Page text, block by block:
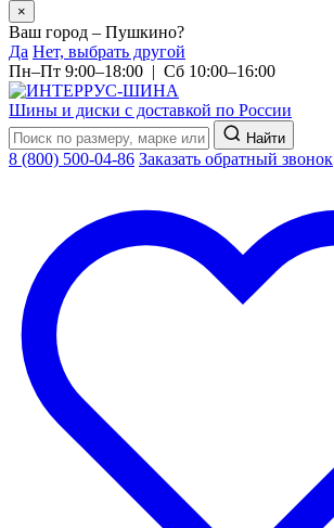
×
Ваш город – Пушкино?
Да Нет, выбрать другой
Пн–Пт 9:00–18:00 | Сб 10:00–16:00
Шины и диски с доставкой по России
Найти
8 (800) 500-04-86 Заказать обратный звонок